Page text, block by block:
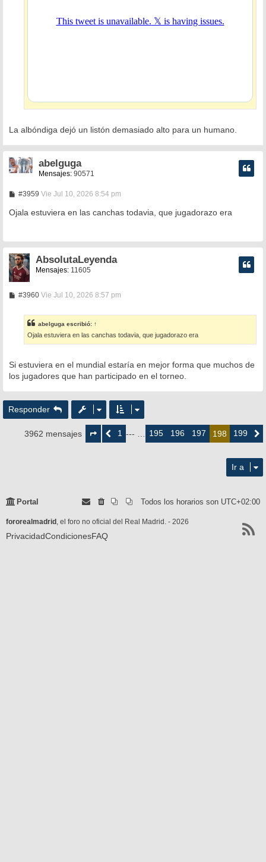
La albóndiga dejó un listón demasiado alto para un humano.
abelguga
Mensajes: 90571
#3959M
n
s
e
Vie Jul 10, 2026 8:54 pm
Ojala estuviera en las canchas todavia, que jugadorazo era
AbsolutaLeyenda
Mensajes: 11605
#3960M
a
j
e
Vie Jul 10, 2026 8:57 pm
abelguga escribió: ↑
Ojala estuviera en las canchas todavia, que jugadorazo era
Si estuviera en el mundial estaría en mejor forma que muchos de
los jugadores que han participado en el torneo.
Responder
3962 mensajes
Página
deAnterior
1 --- … 195 196 197 198 199
Ir a
Portal Todos los horarios son UTC+02:00
fororealmadrid, el foro no oficial del Real Madrid. - 2026
PrivacidadCondicionesFAQ